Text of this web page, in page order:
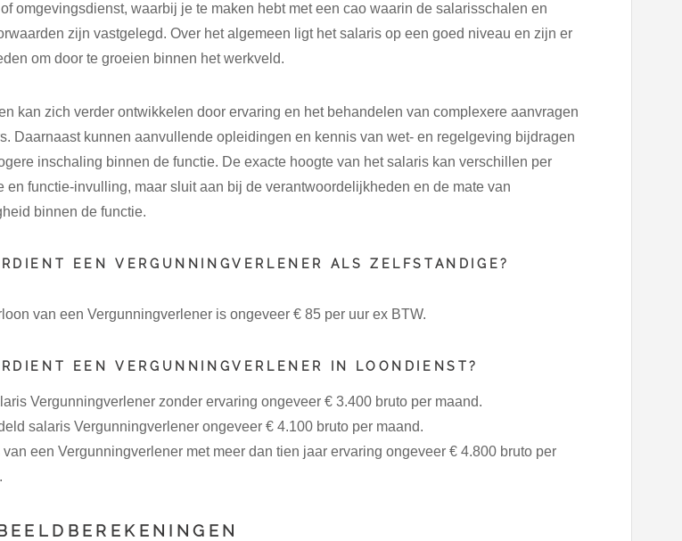
omgevingsdienst, waarbij je te maken hebt met een cao waarin de salarisschalen en
zijn vastgelegd. Over het algemeen ligt het salaris op een goed niveau en zijn er
om door te groeien binnen het werkveld.
kan zich verder ontwikkelen door ervaring en het behandelen van complexere aanvragen
Daarnaast kunnen aanvullende opleidingen en kennis van wet- en regelgeving bijdragen
inschaling binnen de functie. De exacte hoogte van het salaris kan verschillen per
en functie-invulling, maar sluit aan bij de verantwoordelijkheden en de mate van
binnen de functie.
EEN VERGUNNINGVERLENER ALS ZELFSTANDIGE?
van een Vergunningverlener is ongeveer € 85 per uur ex BTW.
EEN VERGUNNINGVERLENER IN LOONDIENST?
Vergunningverlener zonder ervaring ongeveer € 3.400 bruto per maand.
salaris Vergunningverlener ongeveer € 4.100 bruto per maand.
van een Vergunningverlener met meer dan tien jaar ervaring ongeveer € 4.800 bruto per